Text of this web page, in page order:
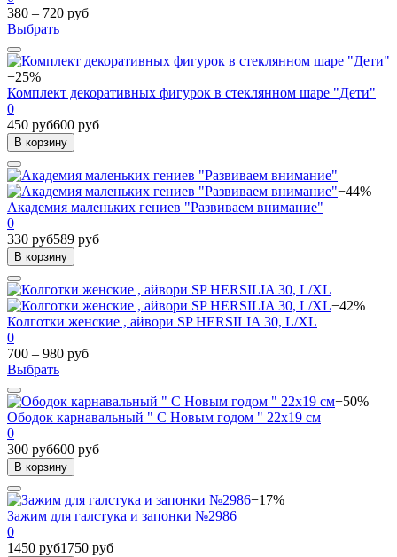
380 – 720 руб
Выбрать
−25%
Комплект декоративных фигурок в стеклянном шаре "Дети"
0
450 руб600 руб
В корзину
−44%
Академия маленьких гениев "Развиваем внимание"
0
330 руб589 руб
В корзину
−42%
Колготки женские , айвори SP HERSILIA 30, L/XL
0
700 – 980 руб
Выбрать
−50%
Ободок карнавальный " С Новым годом " 22х19 см
0
300 руб600 руб
В корзину
−17%
Зажим для галстука и запонки №2986
0
1450 руб1750 руб